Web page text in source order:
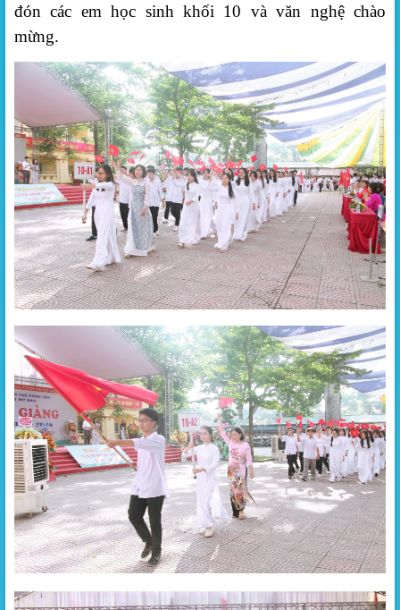
đón các em học sinh khối 10 và văn nghệ chào
mừng.